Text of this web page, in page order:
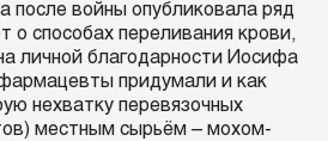
после войны опубликовала ряд
о способах переливания крови,
личной благодарности Иосифа
придумали и как
нехватку перевязочных
местным сырьём – мохом-